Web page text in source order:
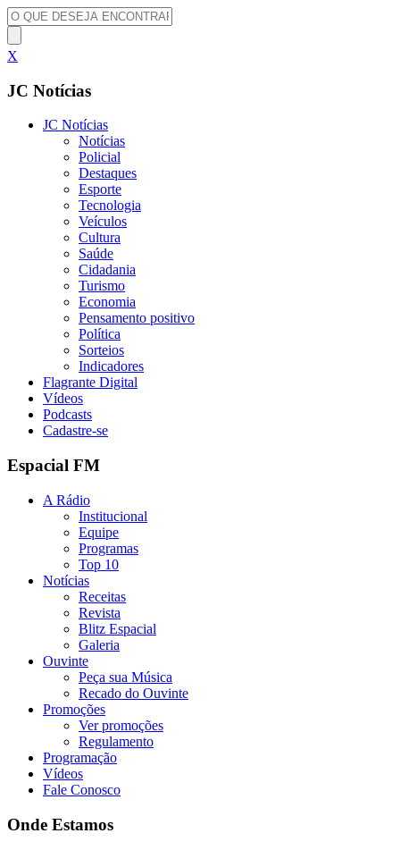
X
JC Notícias
JC Notícias
Notícias
Policial
Destaques
Esporte
Tecnologia
Veículos
Cultura
Saúde
Cidadania
Turismo
Economia
Pensamento positivo
Política
Sorteios
Indicadores
Flagrante Digital
Vídeos
Podcasts
Cadastre-se
Espacial FM
A Rádio
Institucional
Equipe
Programas
Top 10
Notícias
Receitas
Revista
Blitz Espacial
Galeria
Ouvinte
Peça sua Música
Recado do Ouvinte
Promoções
Ver promoções
Regulamento
Programação
Vídeos
Fale Conosco
Onde Estamos